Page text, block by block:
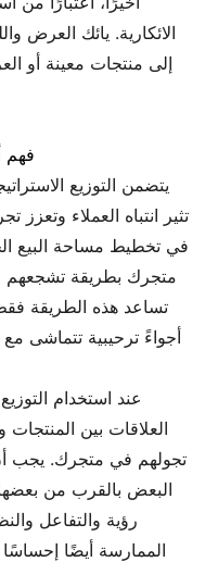
الائكارية. يائك العرض
إلى منتجات معينة أو
فهم
يتضمن التوزيع
تثير انتباه العملاء وتعزز
في تخطيط مساحة البيع
متجرك بطريقة تشجعهم
تساعد هذه الطريقة
أجواءً ترحيبية تتماشى
عند استخدام
العلاقات بين المنتجات
تجولهم في متجرك. يجب
البعض بالقرب من
رؤية والتفاعل
الممارسة أيضًا